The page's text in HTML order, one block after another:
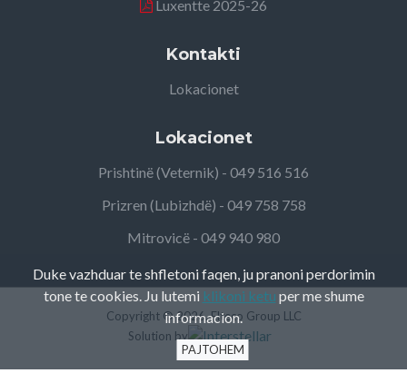
Luxentte 2025-26
Kontakti
Lokacionet
Lokacionet
Prishtinë (Veternik) - 049 516 516
Prizren (Lubizhdë) - 049 758 758
Mitrovicë - 049 940 980
Copyright ©2026, Elteco Group LLC
Solution by
PAJTOHEM
Duke vazhduar te shfletoni faqen, ju pranoni perdorimin
tone te cookies. Ju lutemi klikoni ketu per me shume
informacion.